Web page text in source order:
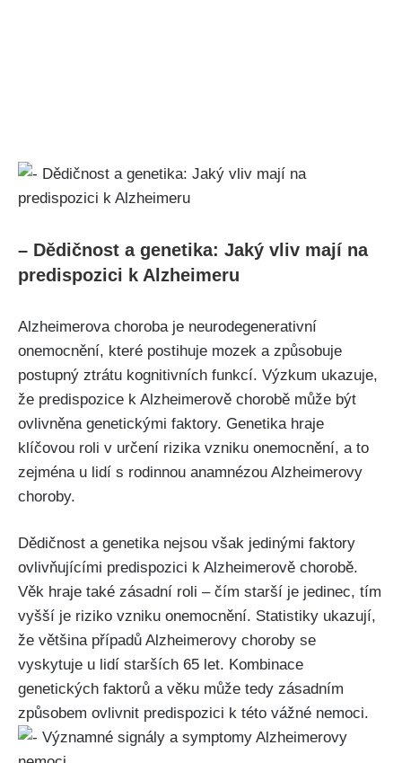
– Dědičnost a genetika: Jaký vliv mají na
predispozici k Alzheimeru
Alzheimerova choroba je neurodegenerativní
onemocnění, které postihuje mozek a způsobuje
postupný ztrátu kognitivních funkcí. Výzkum ukazuje,
že predispozice k Alzheimerově chorobě může být
ovlivněna genetickými faktory. Genetika hraje
klíčovou roli v určení rizika vzniku onemocnění, a to
zejména u lidí s rodinnou anamnézou Alzheimerovy
choroby.
Dědičnost a genetika nejsou však jedinými faktory
ovlivňujícími predispozici k Alzheimerově chorobě.
Věk hraje také zásadní roli – čím starší je jedinec, tím
vyšší je riziko vzniku onemocnění. Statistiky ukazují,
že většina případů Alzheimerovy choroby se
vyskytuje u lidí starších 65 let. Kombinace
genetických faktorů a věku může tedy zásadním
způsobem ovlivnit predispozici k této vážné nemoci.